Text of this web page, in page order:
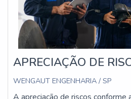
APRECIAÇÃO DE
WENGAUT ENGENHARIA / SP